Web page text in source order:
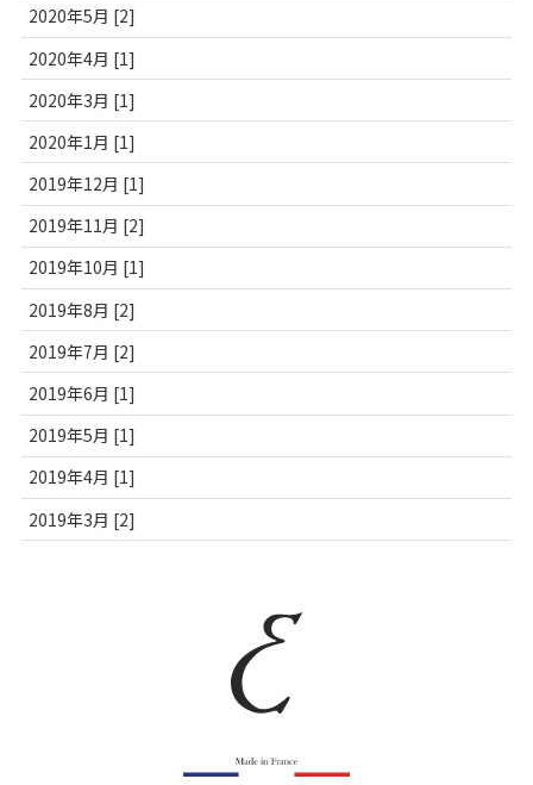
2020年5月 [2]
2020年4月 [1]
2020年3月 [1]
2020年1月 [1]
2019年12月 [1]
2019年11月 [2]
2019年10月 [1]
2019年8月 [2]
2019年7月 [2]
2019年6月 [1]
2019年5月 [1]
2019年4月 [1]
2019年3月 [2]